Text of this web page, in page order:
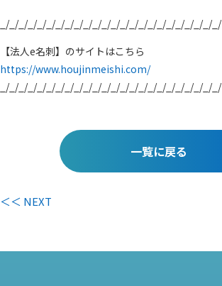
_/_/_/_/_/_/_/_/_/_/_/_/_/_/_/_/_/_/_/_/_/_/_/_/
【法人e名刺】のサイトはこちら
https://www.houjinmeishi.com/
_/_/_/_/_/_/_/_/_/_/_/_/_/_/_/_/_/_/_/_/_/_/_/_/
一覧に戻る
＜＜ NEXT